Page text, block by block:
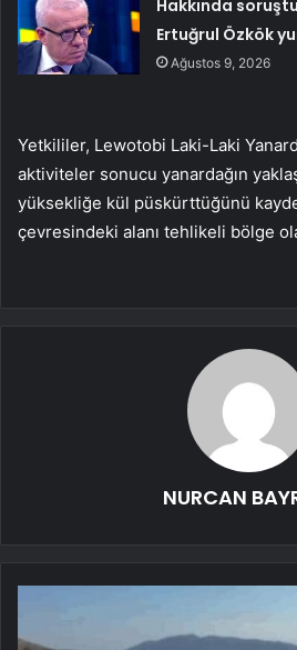
Hakkında
Ertuğrul Özkök
Ağustos 9, 2026
Yetkililer, Lewotobi Laki-Laki
aktiviteler sonucu yanardağın
yüksekliğe kül püskürttüğünü
çevresindeki alanı tehlikeli bölge
NURCAN